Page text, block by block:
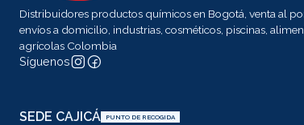
Distribuidores productos químicos en Bogotá, venta al
envíos a domicilio, industrias, cosméticos, piscinas,
agrícolas Colombia
Síguenos
SEDE CAJICÁ PUNTO DE RECOGIDA